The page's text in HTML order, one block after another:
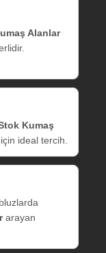
Alanlar
Kumaş
ideal tercih.
arayan